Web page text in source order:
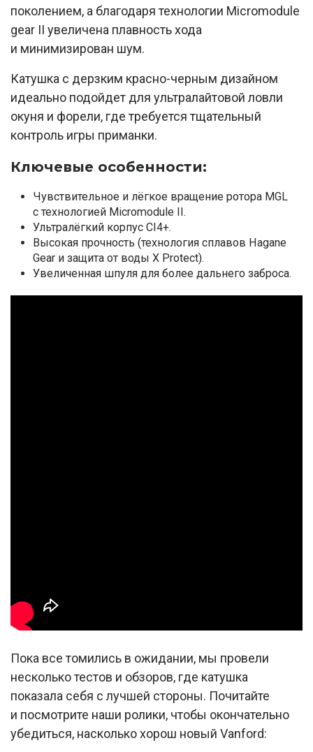
поколением, а благодаря технологии Micromodule
gear II увеличена плавность хода
и минимизирован шум.
Катушка с дерзким красно-черным дизайном
идеально подойдет для ультралайтовой ловли
окуня и форели, где требуется тщательный
контроль игры приманки.
Ключевые особенности:
Чувствительное и лёгкое вращение ротора MGL
с технологией Micromodule II.
Ультралёгкий корпус CI4+.
Высокая прочность (технология сплавов Hagane
Gear и защита от воды X Protect).
Увеличенная шпуля для более дальнего заброса.
Пока все томились в ожидании, мы провели
несколько тестов и обзоров, где катушка
показала себя с лучшей стороны. Почитайте
и посмотрите наши ролики, чтобы окончательно
убедиться, насколько хорош новый Vanford: